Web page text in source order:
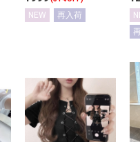
NEW 再入荷